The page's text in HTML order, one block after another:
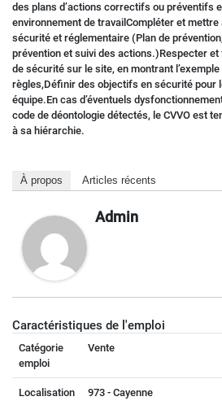
des plans d’actions correctifs ou préventifs
environnement de travailCompléter et
sécurité et réglementaire (Plan de
prévention et suivi des actions.)Respecter
de sécurité sur le site, en montrant
règles,Définir des objectifs en sécurité pour
équipe.En cas d’éventuels
code de déontologie détectés, le CVVO est
à sa hiérarchie.
À propos Articles récents
Admin
Caractéristiques de l'emploi
Catégorie
emploi
Vente
Localisation 973 - Cayenne